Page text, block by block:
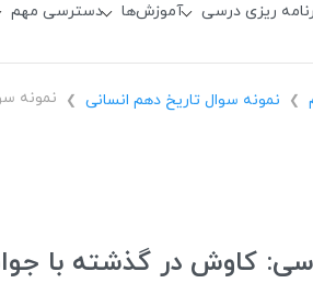
ریزی درسی آموزش‌ها دسترسی مهم
❯ نمونه سوال تاریخ دهم انسانی ❯
کاوش در گذشته با